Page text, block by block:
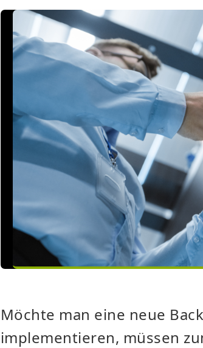
Möchte man eine neue
implementieren, müssen